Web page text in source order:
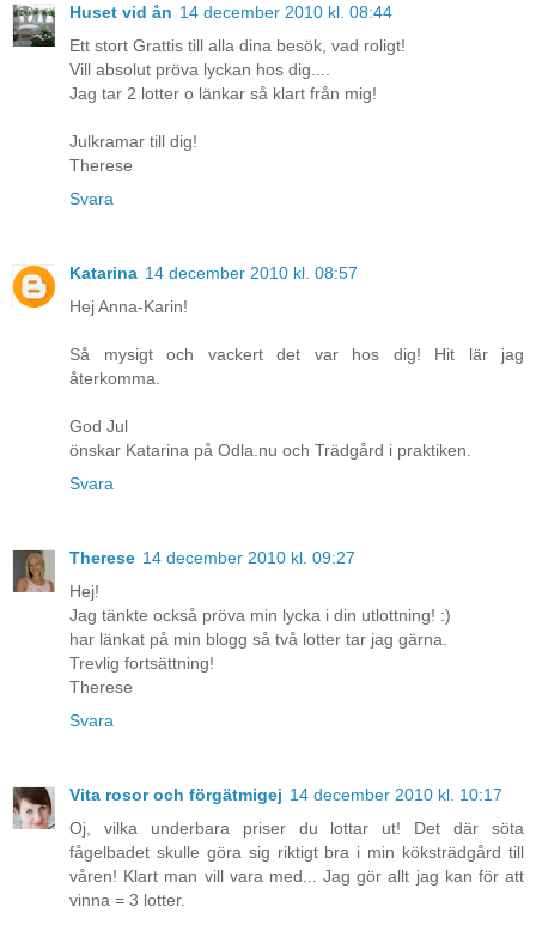
Huset vid ån 14 december 2010 kl. 08:44
Ett stort Grattis till alla dina besök, vad roligt!
Vill absolut pröva lyckan hos dig....
Jag tar 2 lotter o länkar så klart från mig!
Julkramar till dig!
Therese
Svara
Katarina 14 december 2010 kl. 08:57
Hej Anna-Karin!
Så mysigt och vackert det var hos dig! Hit lär jag
återkomma.
God Jul
önskar Katarina på Odla.nu och Trädgård i praktiken.
Svara
Therese 14 december 2010 kl. 09:27
Hej!
Jag tänkte också pröva min lycka i din utlottning! :)
har länkat på min blogg så två lotter tar jag gärna.
Trevlig fortsättning!
Therese
Svara
Vita rosor och förgätmigej 14 december 2010 kl. 10:17
Oj, vilka underbara priser du lottar ut! Det där söta
fågelbadet skulle göra sig riktigt bra i min köksträdgård till
våren! Klart man vill vara med... Jag gör allt jag kan för att
vinna = 3 lotter.